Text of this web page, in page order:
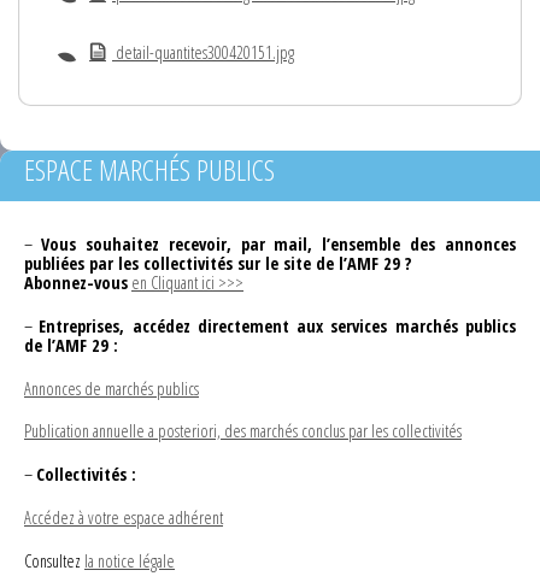
detail-quantites300420151.jpg
ESPACE MARCHÉS PUBLICS
– Vous souhaitez recevoir, par mail, l’ensemble des annonces
publiées par les collectivités sur le site de l’AMF 29 ?
Abonnez-vous en Cliquant ici >>>
– Entreprises, accédez directement aux services marchés publics
de l’AMF 29 :
Annonces de marchés publics
Publication annuelle a posteriori, des marchés conclus par les collectivités
– Collectivités :
Accédez à votre espace adhérent
Consultez la notice légale